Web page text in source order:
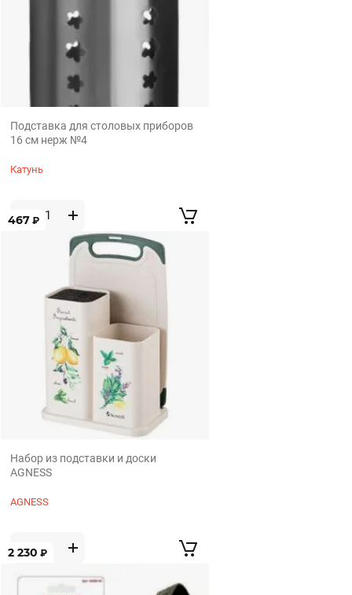
Подставка для столовых приборов
16 см нерж №4
Катунь
467 ₽
Набор из подставки и доски
AGNESS
AGNESS
2 230 ₽